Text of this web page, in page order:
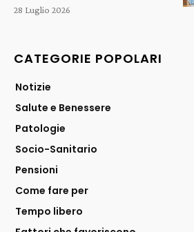
28 Luglio 2026
CATEGORIE POPOLARI
Notizie
Salute e Benessere
Patologie
Socio-Sanitario
Pensioni
Come fare per
Tempo libero